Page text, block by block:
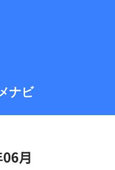
ナビ
月